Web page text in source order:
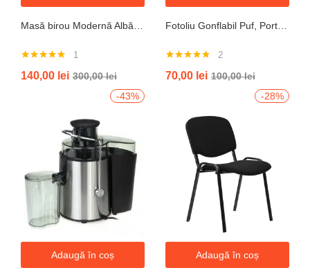
5.00din 5
1
140,00 lei 300,00lei
5.00din 5
2
70,00 lei 100,00lei
-43%
Adaugă în coș
-28%
Adaugă în coș